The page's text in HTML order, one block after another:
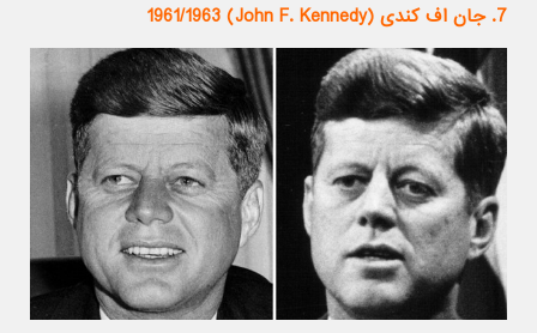
7. جان اف کندی (John F. Kennedy) 1961/1963